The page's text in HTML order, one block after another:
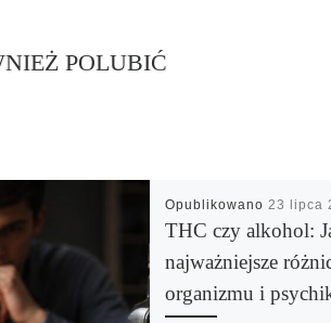
POLUBIĆ
Opublikowano 23 lipca
THC czy alkohol:
najważniejsze
organizmu i